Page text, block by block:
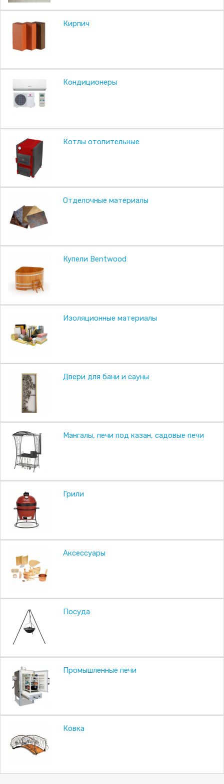
Кирпич
Кондиционеры
Котлы отопительные
Отделочные материалы
Купели Bentwood
Изоляционные материалы
Двери для бани и сауны
Мангалы, печи под казан, садовые печи
Грили
Аксессуары
Посуда
Промышленные печи
Ковка